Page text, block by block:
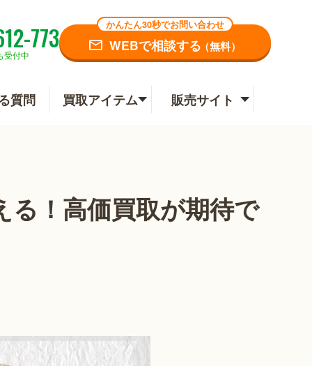
773
受付中
かんたん30秒でお問い合わせ
WEBで相談する（無料）
質問 買取アイテム 販売サイト
る！高価買取が期待で